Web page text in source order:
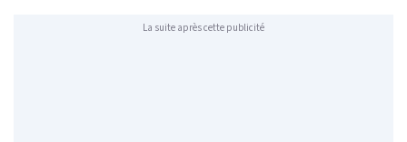
La suite après cette publicité